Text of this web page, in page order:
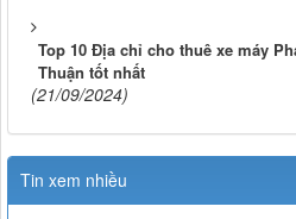
Top 10 Địa chỉ cho thuê xe máy
Thuận tốt nhất
(21/09/2024)
Tin xem nhiều